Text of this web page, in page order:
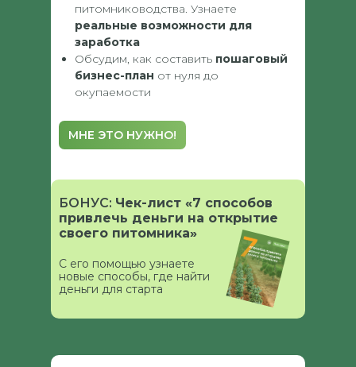
питомниководства. Узнаете
реальные возможности для
заработка
Обсудим, как составить пошаговый
бизнес-план от нуля до
окупаемости
БОНУС: Чек-лист «7 способов
привлечь деньги на открытие
своего питомника»
С его помощью узнаете
новые способы, где найти
деньги для старта
МНЕ ЭТО НУЖНО!